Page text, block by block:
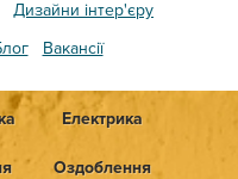
Дизайни інтер'єру
Вакансії
Електрика
Оздоблення